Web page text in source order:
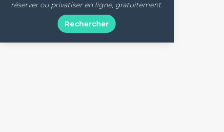
réserver ou privatiser en ligne, gratuitement.
Rechercher